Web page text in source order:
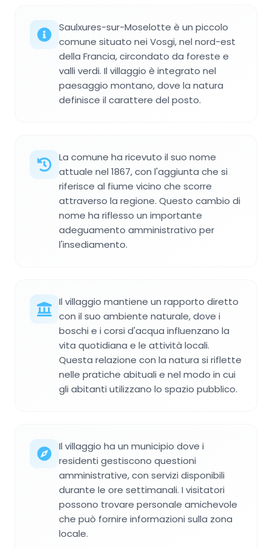
Saulxures-sur-Moselotte è un piccolo
comune situato nei Vosgi, nel nord-est
della Francia, circondato da foreste e
valli verdi. Il villaggio è integrato nel
paesaggio montano, dove la natura
definisce il carattere del posto.
La comune ha ricevuto il suo nome
attuale nel 1867, con l'aggiunta che si
riferisce al fiume vicino che scorre
attraverso la regione. Questo cambio di
nome ha riflesso un importante
adeguamento amministrativo per
l'insediamento.
Il villaggio mantiene un rapporto diretto
con il suo ambiente naturale, dove i
boschi e i corsi d'acqua influenzano la
vita quotidiana e le attività locali.
Questa relazione con la natura si riflette
nelle pratiche abituali e nel modo in cui
gli abitanti utilizzano lo spazio pubblico.
Il villaggio ha un municipio dove i
residenti gestiscono questioni
amministrative, con servizi disponibili
durante le ore settimanali. I visitatori
possono trovare personale amichevole
che può fornire informazioni sulla zona
locale.